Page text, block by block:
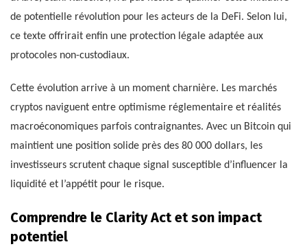
de potentielle révolution pour les acteurs de la DeFi. Selon lui,
ce texte offrirait enfin une protection légale adaptée aux
protocoles non-custodiaux.
Cette évolution arrive à un moment charnière. Les marchés
cryptos naviguent entre optimisme réglementaire et réalités
macroéconomiques parfois contraignantes. Avec un Bitcoin qui
maintient une position solide près des 80 000 dollars, les
investisseurs scrutent chaque signal susceptible d’influencer la
liquidité et l’appétit pour le risque.
Comprendre le Clarity Act et son impact
potentiel